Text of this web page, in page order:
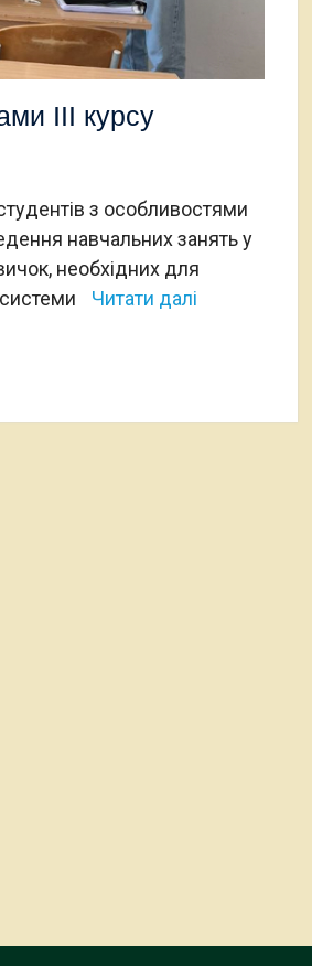
ІІІ курсу
з особливостями
навчальних занять у
необхідних для
Читати далі